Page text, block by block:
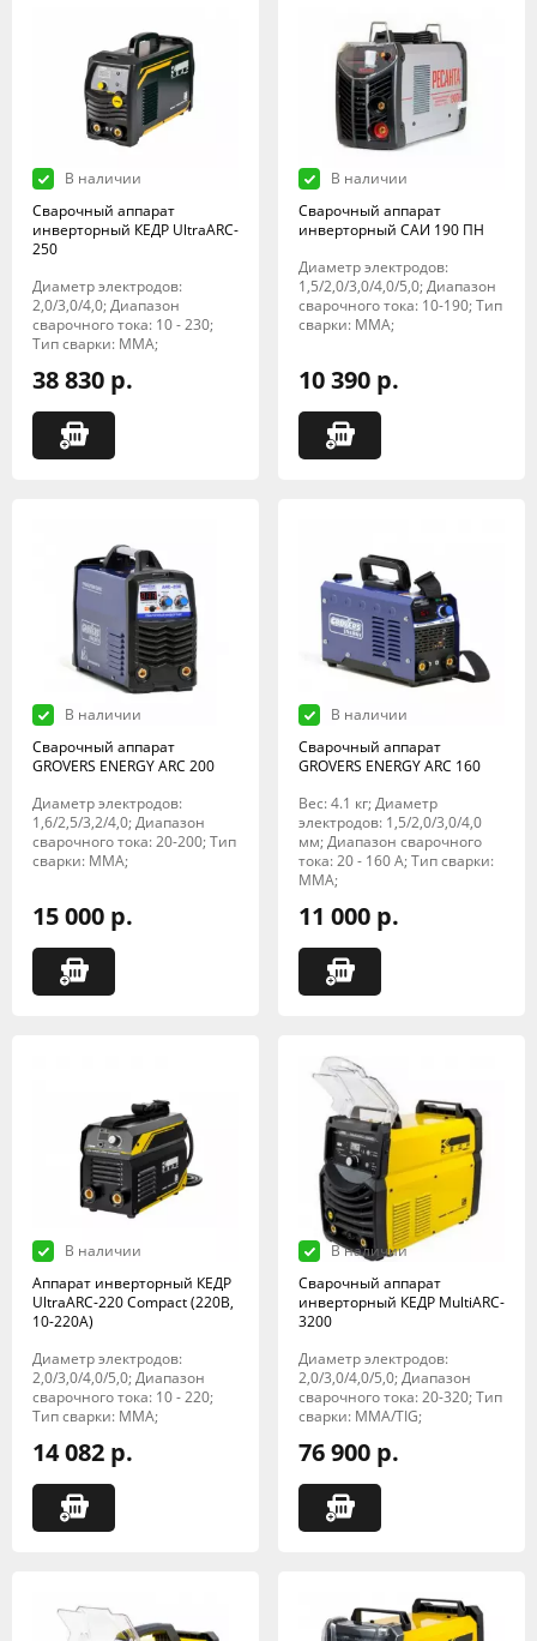
В наличии
Сварочный аппарат
инверторный КЕДР UltraARC-
250
Диаметр электродов:
2,0/3,0/4,0; Диапазон
сварочного тока: 10 - 230;
Тип сварки: MMA;
38 830 р.
В наличии
Сварочный аппарат
инверторный САИ 190 ПН
Диаметр электродов:
1,5/2,0/3,0/4,0/5,0; Диапазон
сварочного тока: 10-190; Тип
сварки: MMA;
10 390 р.
В наличии
Сварочный аппарат
GROVERS ENERGY ARC 200
Диаметр электродов:
1,6/2,5/3,2/4,0; Диапазон
сварочного тока: 20-200; Тип
сварки: MMA;
15 000 р.
В наличии
Сварочный аппарат
GROVERS ENERGY ARC 160
Вес: 4.1 кг; Диаметр
электродов: 1,5/2,0/3,0/4,0
мм; Диапазон сварочного
тока: 20 - 160 А; Тип сварки:
MMA;
11 000 р.
В наличии
Аппарат инверторный КЕДР
UltraARC-220 Compact (220В,
10-220А)
Диаметр электродов:
2,0/3,0/4,0/5,0; Диапазон
сварочного тока: 10 - 220;
Тип сварки: MMA;
14 082 р.
В наличии
Сварочный аппарат
инверторный КЕДР MultiARC-
3200
Диаметр электродов:
2,0/3,0/4,0/5,0; Диапазон
сварочного тока: 20-320; Тип
сварки: MMA/TIG;
76 900 р.